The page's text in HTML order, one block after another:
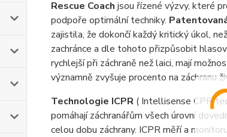
Rescue Coach jsou řízené výzvy, které
podpoře optimální techniky.
zajistila, že dokončí každý kritický úkol,
zachránce a dle tohoto přizpůsobit
rychlejší při záchraně než laici, mají
významně zvyšuje procento na záchranu
Technologie ICPR( Intellisense CPR
pomáhají záchranářům všech úrovní
celou dobu záchrany. ICPR měří a